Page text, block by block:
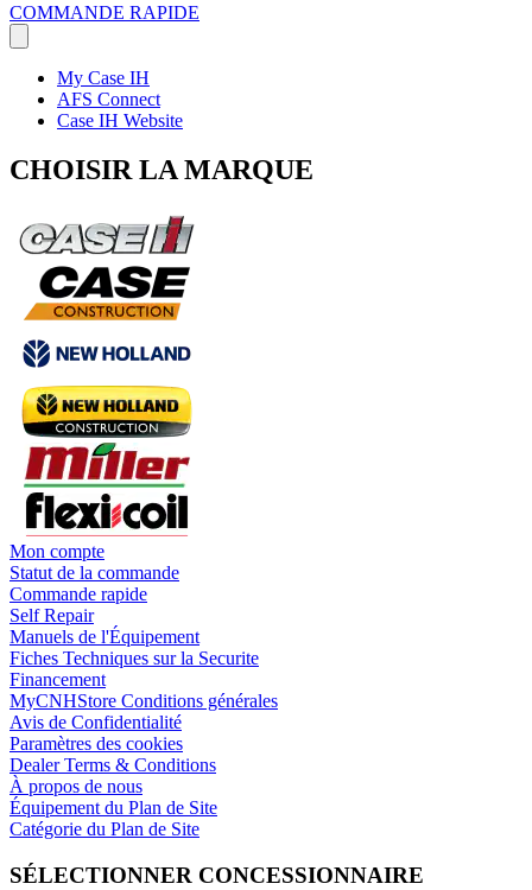
COMMANDE RAPIDE
My Case IH
AFS Connect
Case IH Website
CHOISIR LA MARQUE
Mon compte
Statut de la commande
Commande rapide
Self Repair
Manuels de l'Équipement
Fiches Techniques sur la Securite
Financement
MyCNHStore Conditions générales
Avis de Confidentialité
Paramètres des cookies
Dealer Terms & Conditions
À propos de nous
Équipement du Plan de Site
Catégorie du Plan de Site
SÉLECTIONNER CONCESSIONNAIRE